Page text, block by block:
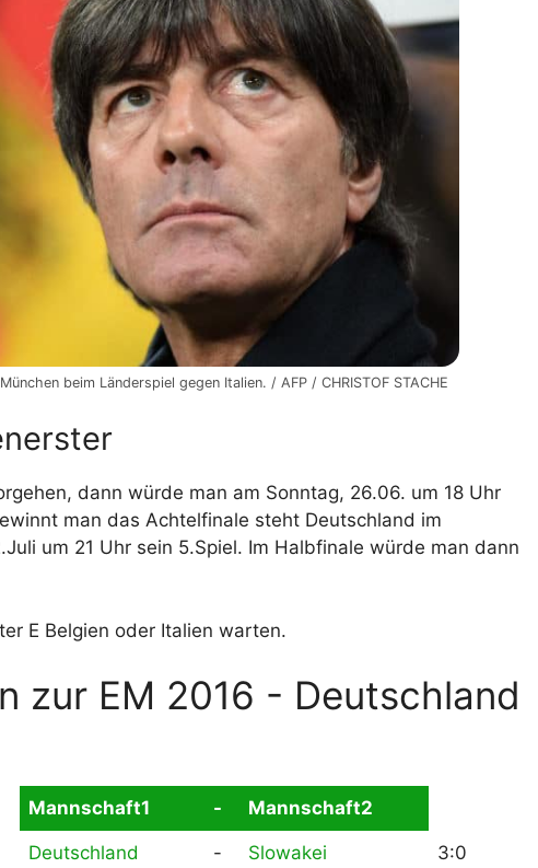
beim Länderspiel gegen Italien. / AFP / CHRISTOF STACHE
dann würde man am Sonntag, 26.06. um 18 Uhr
man das Achtelfinale steht Deutschland im
um 21 Uhr sein 5.Spiel. Im Halbfinale würde man dann
E Belgien oder Italien warten.
zur EM 2016 - Deutschland
Mannschaft1 - Mannschaft2
Deutschland - Slowakei 3:0